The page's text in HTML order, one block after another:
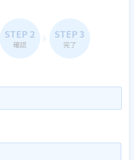
STEP 2
確認
STEP 3
完了